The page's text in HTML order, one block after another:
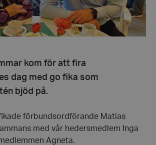
kom för att fira
dag med go fika som
bjöd på.
förbundsordförande Matias
med vår hedersmedlem Inga
Agneta.